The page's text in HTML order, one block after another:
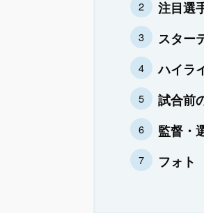
注目選
スター
ハイラ
試合前
監督・
フォト